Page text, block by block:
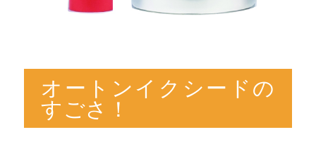
オートンイクシードの
すごさ！